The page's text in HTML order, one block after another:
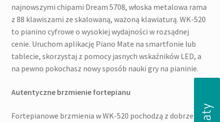
najnowszymi chipami Dream 5708, włoska metalowa rama
z 88 klawiszami ze skalowaną, ważoną klawiaturą. WK-520
to pianino cyfrowe o wysokiej wydajności w rozsądnej
cenie. Uruchom aplikację Piano Mate na smartfonie lub
tablecie, skorzystaj z pomocy jasnych wskaźników LED, a
na pewno pokochasz nowy sposób nauki gry na pianinie.
Autentyczne brzmienie fortepianu
Fortepianowe brzmienia w WK-520 pochodzą z dobrze